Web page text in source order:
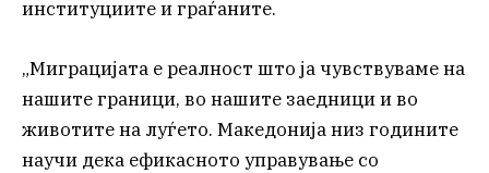
институциите и граѓаните.
„Миграцијата е реалност што ја чувствуваме на
нашите граници, во нашите заедници и во
животите на луѓето. Македонија низ годините
научи дека ефикасното управување со